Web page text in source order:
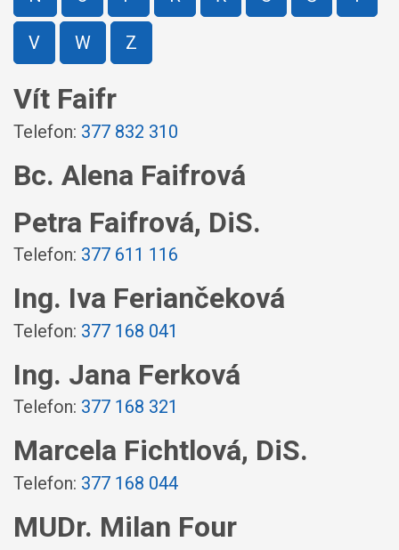
V W Z
Vít Faifr
Telefon: 377 832 310
Bc. Alena Faifrová
Petra Faifrová, DiS.
Telefon: 377 611 116
Ing. Iva Feriančeková
Telefon: 377 168 041
Ing. Jana Ferková
Telefon: 377 168 321
Marcela Fichtlová, DiS.
Telefon: 377 168 044
MUDr. Milan Four